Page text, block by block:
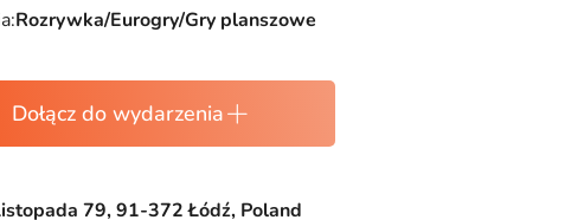
Rozrywka/Eurogry/Gry planszowe
Dołącz do wydarzenia
79, 91-372 Łódź, Poland